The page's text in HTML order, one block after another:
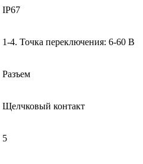
IP67
1-4. Точка переключения: 6-60 В
Разъем
Щелчковый контакт
5